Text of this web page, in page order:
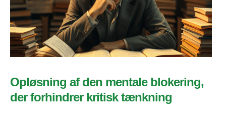
Opløsning af den mentale blokering,
der forhindrer kritisk tænkning